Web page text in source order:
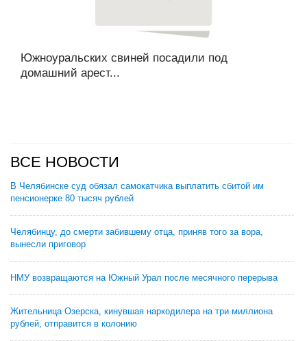
Южноуральских свиней посадили под
домашний арест...
ВСЕ НОВОСТИ
В Челябинске суд обязал самокатчика выплатить сбитой им
пенсионерке 80 тысяч рублей
Челябинцу, до смерти забившему отца, приняв того за вора,
вынесли приговор
НМУ возвращаются на Южный Урал после месячного перерыва
Жительница Озерска, кинувшая наркодилера на три миллиона
рублей, отправится в колонию